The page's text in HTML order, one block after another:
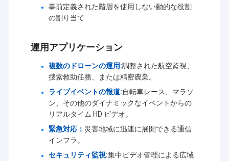
事前定義された階層を使用しない動的な役割
の割り当て
運用アプリケーション
複数のドローンの運用:調整された航空監視、
捜索救助任務、または精密農業。
ライブイベントの報道:自転車レース、マラソ
ン、その他のダイナミックなイベントからの
リアルタイム HD ビデオ。
緊急対応： 災害地域に迅速に展開できる通信
インフラ。
セキュリティ監視:集中ビデオ管理による広域